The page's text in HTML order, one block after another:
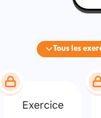
Tous les
Exercice